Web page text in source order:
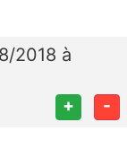
2018 à
+ -